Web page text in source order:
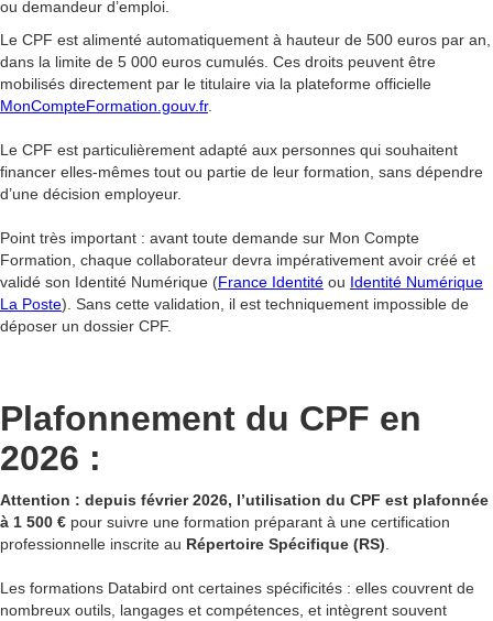
ou demandeur d’emploi.
Le CPF est alimenté automatiquement à hauteur de 500 euros par an,
dans la limite de 5 000 euros cumulés. Ces droits peuvent être
mobilisés directement par le titulaire via la plateforme officielle
MonCompteFormation.gouv.fr.
Le CPF est particulièrement adapté aux personnes qui souhaitent
financer elles-mêmes tout ou partie de leur formation, sans dépendre
d’une décision employeur.
Point très important : avant toute demande sur Mon Compte
Formation, chaque collaborateur devra impérativement avoir créé et
validé son Identité Numérique (France Identité ou Identité Numérique
La Poste). Sans cette validation, il est techniquement impossible de
déposer un dossier CPF.
Plafonnement du CPF en
2026 :
Attention : depuis février 2026, l’utilisation du CPF est plafonnée
à 1 500 € pour suivre une formation préparant à une certification
professionnelle inscrite au Répertoire Spécifique (RS)
Les formations Databird ont certaines spécificités : elles couvrent de
nombreux outils, langages et compétences, et intègrent souvent